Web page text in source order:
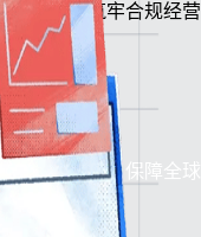
向心力，筑牢合规经营
理解决方案，保障全球